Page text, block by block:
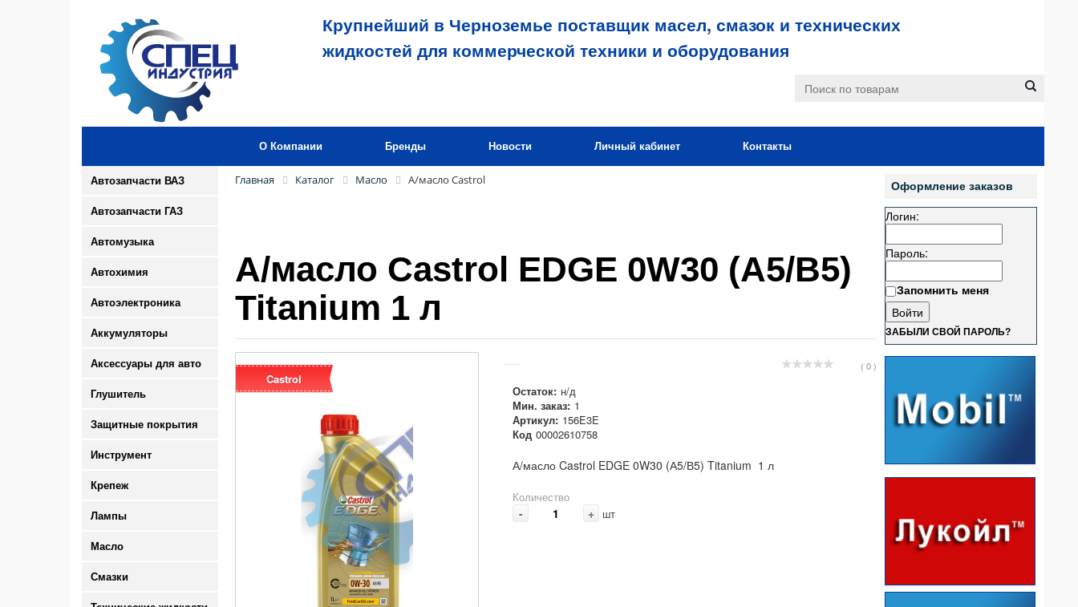
Крупнейший в Черноземье поставщик масел, смазок и технических
жидкостей для коммерческой техники и оборудования
О Компании Бренды Новости Личный кабинет Контакты
Автозапчасти ВАЗ
Автозапчасти ГАЗ
Автомузыка
Автохимия
Автоэлектроника
Аккумуляторы
Аксессуары для авто
Глушитель
Защитные покрытия
Инструмент
Крепеж
Лампы
Масло
Смазки
Главная Каталог Масло А/масло Castrol
А/масло Castrol EDGE 0W30 (А5/В5)
Titanium 1 л
Castrol
( 0 )
Остаток: н/д
Мин. заказ: 1
Артикул: 156E3E
Код 00002610758
А/масло Castrol EDGE 0W30 (А5/В5) Titanium 1 л
Количество
- + шт
Оформление заказов
Логин:
Пароль:
Запомнить меня
ЗАБЫЛИ СВОЙ ПАРОЛЬ?